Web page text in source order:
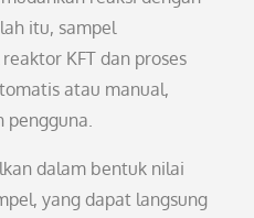
itu, sampel
KFT dan proses
atau manual,
pengguna.
dalam bentuk nilai
yang dapat langsung